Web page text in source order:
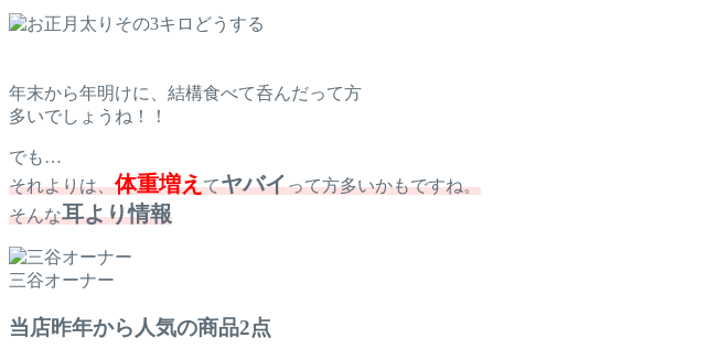
年末から年明けに、結構食べて呑んだって方
多いでしょうね！！
でも…
それよりは、体重増えてヤバイって方多いかもですね。
そんな耳より情報
三谷オーナー
当店昨年から人気の商品2点